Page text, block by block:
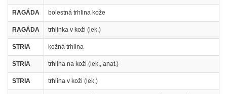
RAGÁDA bolestná trhlina kože
RAGÁDA trhlinka v koži (lek.)
STRIA kožná trhlina
STRIA trhlina na koži (lek., anat.)
STRIA trhlina v koži (lek.)